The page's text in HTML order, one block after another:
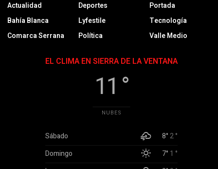
Actualidad
Bahía Blanca
Comarca Serrana
Deportes
Lyfestile
Política
Portada
Tecnología
Valle Medio
EL CLIMA EN SIERRA DE LA VENTANA
11 °
NUBES
Sábado 8°2 °
Domingo
7° 1 °